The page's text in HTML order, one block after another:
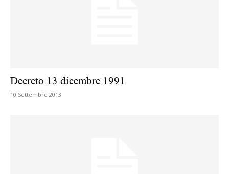
Decreto 13 dicembre 1991
10 Settembre 2013